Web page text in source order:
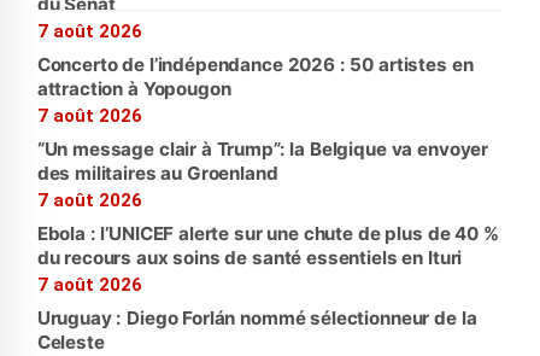
7 août 2026
Concerto de l’indépendance 2026 : 50 artistes en
attraction à Yopougon
7 août 2026
“Un message clair à Trump”: la Belgique va envoyer
des militaires au Groenland
7 août 2026
Ebola : l’UNICEF alerte sur une chute de plus de 40 %
du recours aux soins de santé essentiels en Ituri
7 août 2026
Uruguay : Diego Forlán nommé sélectionneur de la
Celeste